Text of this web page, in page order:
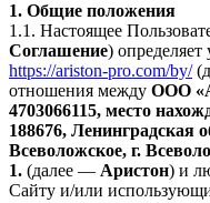
1. Общие положения
1.1. Настоящее
Соглашение) определяет
https://ariston-pro.com/by/
отношения между ООО
4703066115, место
188676, Ленинградская
Всеволожское, г.
1. (далее — Аристон) и
Сайту и/или